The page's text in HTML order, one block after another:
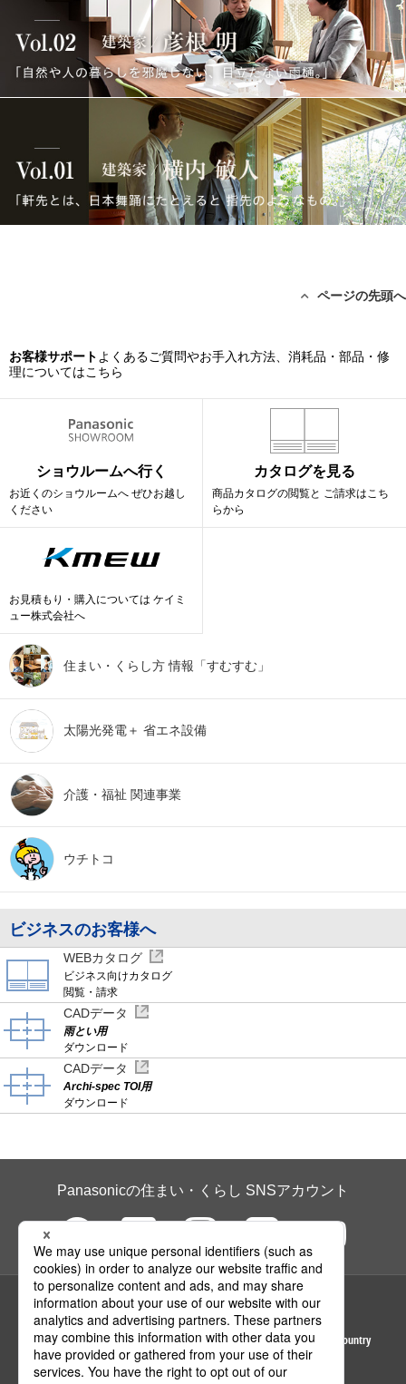
ページの先頭へ
お客様サポート よくあるご質問やお手入れ方法、消耗品・部品・修
理についてはこちら
ショウルームへ行く
お近くのショウルームへ ぜひお越し
ください
カタログを見る
商品カタログの閲覧と ご請求はこち
らから
お見積もり・購入については ケイミ
ュー株式会社へ
住まい・くらし方情報「すむすむ」
太陽光発電＋ 省エネ設備
介護・福祉 関連事業
ウチトコ
ビジネスのお客様へ
WEBカタログ
ビジネス向けカタログ
閲覧・請求
CADデータ
雨とい用
ダウンロード
CADデータ
Archi-spec TOI用
ダウンロード
Panasonicの住まい・くらし SNSアカウント
ページの先頭へ
Area / Country
© Panasonic Housing Solutions Co., Ltd.